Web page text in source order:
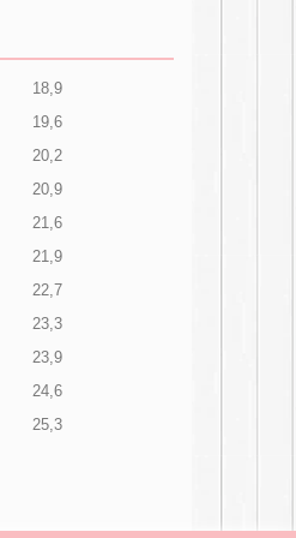
18,9
19,6
20,2
20,9
21,6
21,9
22,7
23,3
23,9
24,6
25,3